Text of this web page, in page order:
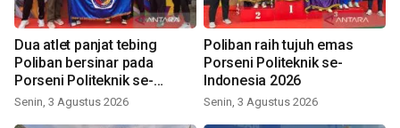
Dua atlet panjat tebing
Poliban bersinar pada
Porseni Politeknik se-
Indonesia 2026
Senin, 3 Agustus 2026
Poliban raih tujuh emas
Porseni Politeknik se-
Indonesia 2026
Senin, 3 Agustus 2026